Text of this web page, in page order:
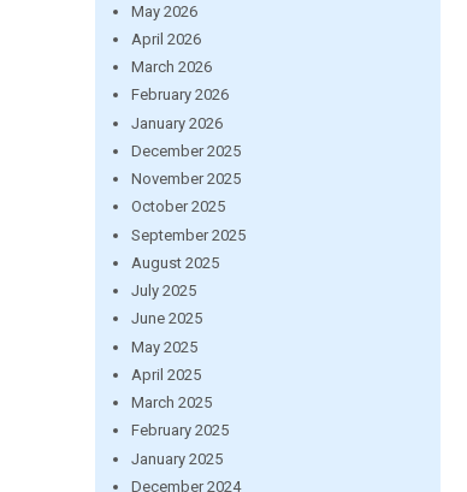
May 2026
April 2026
March 2026
February 2026
January 2026
December 2025
November 2025
October 2025
September 2025
August 2025
July 2025
June 2025
May 2025
April 2025
March 2025
February 2025
January 2025
December 2024